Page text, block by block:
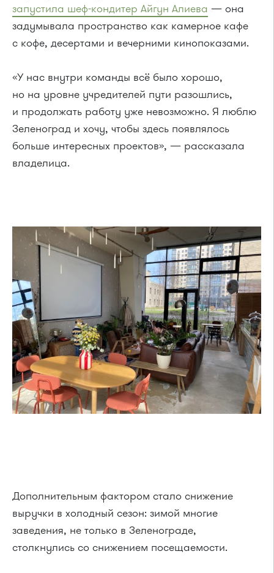
запустила шеф-кондитер Айгун Алиева — она
задумывала пространство как камерное кафе
с кофе, десертами и вечерними кинопоказами.
«У нас внутри команды всё было хорошо,
но на уровне учредителей пути разошлись,
и продолжать работу уже невозможно. Я люблю
Зеленоград и хочу, чтобы здесь появлялось
больше интересных проектов», — рассказала
владелица.
Дополнительным фактором стало снижение
выручки в холодный сезон: зимой многие
заведения, не только в Зеленограде,
столкнулись со снижением посещаемости.